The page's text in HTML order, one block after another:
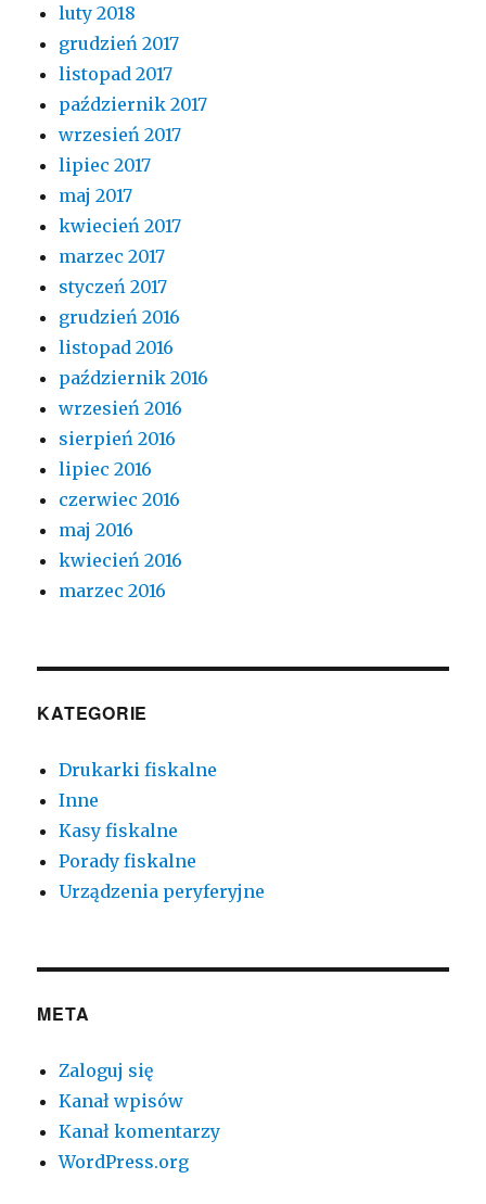
luty 2018
grudzień 2017
listopad 2017
październik 2017
wrzesień 2017
lipiec 2017
maj 2017
kwiecień 2017
marzec 2017
styczeń 2017
grudzień 2016
listopad 2016
październik 2016
wrzesień 2016
sierpień 2016
lipiec 2016
czerwiec 2016
maj 2016
kwiecień 2016
marzec 2016
KATEGORIE
Drukarki fiskalne
Inne
Kasy fiskalne
Porady fiskalne
Urządzenia peryferyjne
META
Zaloguj się
Kanał wpisów
Kanał komentarzy
WordPress.org